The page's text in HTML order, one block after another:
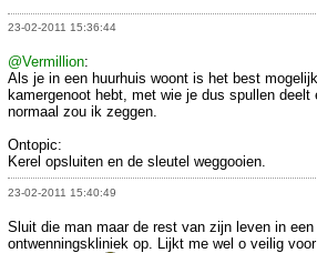
23-02-2011 15:36:44
@Vermillion:
Als je in een huurhuis woont is het best
kamergenoot hebt, met wie je dus spullen deelt
normaal zou ik zeggen.
Ontopic:
Kerel opsluiten en de sleutel weggooien.
23-02-2011 15:40:49
Sluit die man maar de rest van zijn leven in een
ontwenningskliniek op. Lijkt me wel o veilig